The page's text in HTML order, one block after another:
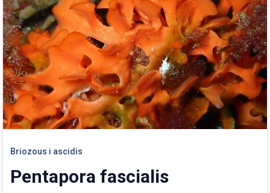
Briozous i ascidis
Pentapora fascialis